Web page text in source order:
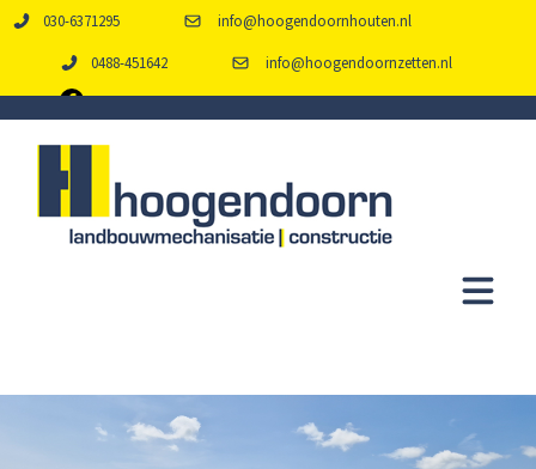
030-6371295 info@hoogendoornhouten.nl
0488-451642 info@hoogendoornzetten.nl